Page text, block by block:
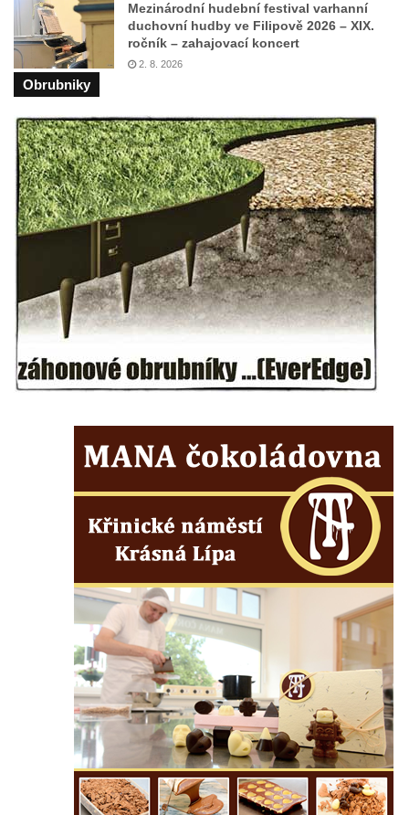
Reliéf Jeden den ze života horníka na
průčelí Hornického domu v Sokolově
Sousoší Kosmonauti u stanice metra Háje
Pomník v expozici Hornického muzea
Krásno
Pomník Mistra Jana Husa na Husově
náměstí v Kněževsi
Socha svatého Františka Xaverského u
kostela svatého Jakuba Většího v Kněževsi
Socha sedící dívky u jezírka ve
Dvořákových sadech v Karlových Varech
Socha Krista bičovaného u domu čp. 416 v
ulici Dr. Edvarda Beneše ve Šluknově
Sousoší Rozhovor v Zámecké ulici v
Teplicích nad Metují
Socha svatého Jana Nepomuckého v
křižovatce ulice Kokonínská v Pulečném
Historický milník naproti domu čp. 37 v
Krásné u Pěnčína
Socha svatého Josefa s Ježíškem u kostela
svatého Josefa v Krásné u Pěnčína
Socha svatého Jana Nepomuckého u
kostela svatého Martina v Kozlech
Kamenný pomník neznámého účelu u
Základní a Mateřské školy v Teplicích nad
Metují
Mezinárodní hudební festival varhanní
duchovní hudby ve Filipově 2026 – XIX.
ročník – zahajovací koncert
2. 8. 2026
Obrubniky